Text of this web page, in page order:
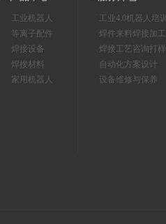
工业机器人
等离子配件
焊接设备
焊接材料
家用机器人
工业4.0机器人培训
焊件来料焊接加工
焊接工艺咨询打样
自动化方案设计
设备维修与保养